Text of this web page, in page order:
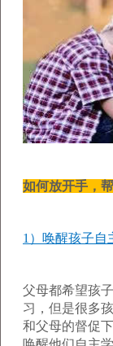
如何放开手，
1）唤醒孩子自
父母都希望孩
习，但是很多
和父母的督促